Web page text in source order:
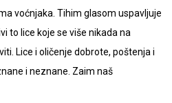
voćnjaka. Tihim glasom uspavljuje
to lice koje se više nikada na
Lice i oličenje dobrote, poštenja i
i neznane. Zaim naš